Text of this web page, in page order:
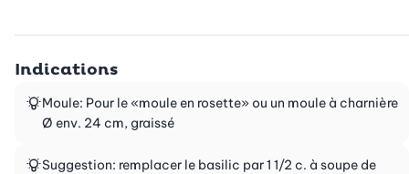
Indications
Moule: Pour le «moule en rosette» ou un moule à charnière
Ø env. 24 cm, graissé
Suggestion: remplacer le basilic par 1 1/2 c. à soupe de